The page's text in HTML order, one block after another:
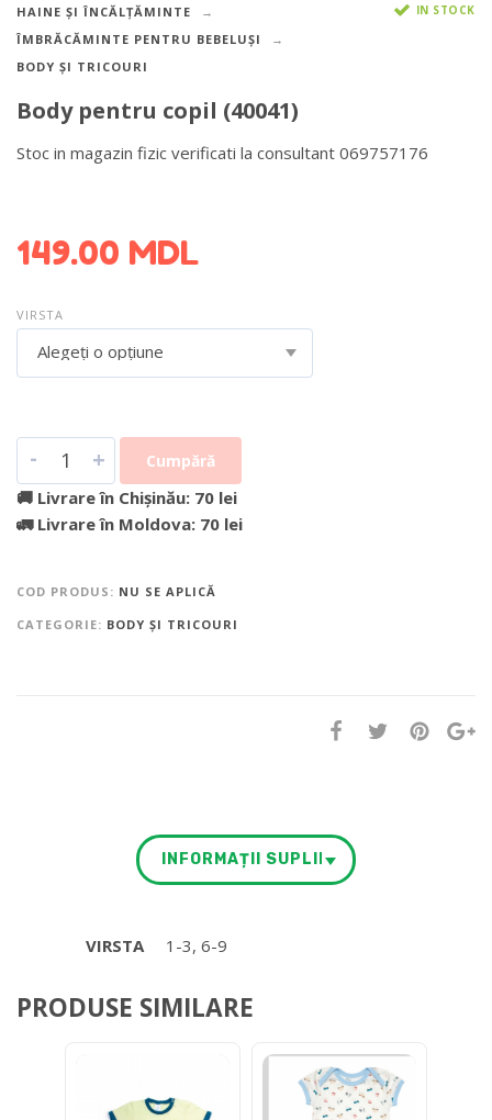
HAINE ȘI ÎNCĂLȚĂMINTE
ÎMBRĂCĂMINTE PENTRU BEBELUȘI
BODY ȘI TRICOURI
IN STOCK
Body pentru copil (40041)
Stoc in magazin fizic verificati la consultant 069757176
149.00 MDL
VIRSTA
Alegeți o opțiune
- + Cumpără
🚚 Livrare în Chișinău: 70 lei
🚛 Livrare în Moldova: 70 lei
COD PRODUS: NU SE APLICĂ
CATEGORIE: BODY ȘI TRICOURI
INFORMAȚII SUPLIMENTARE
VIRSTA 1-3, 6-9
PRODUSE SIMILARE